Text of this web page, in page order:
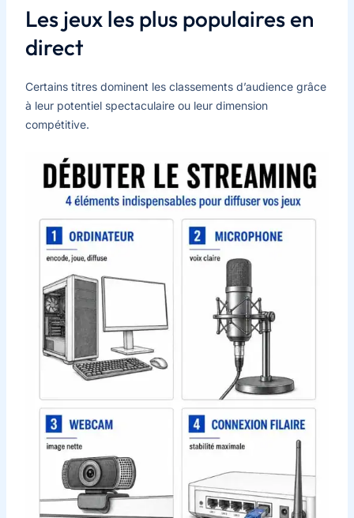
Les jeux les plus populaires en
direct
Certains titres dominent les classements d’audience grâce
à leur potentiel spectaculaire ou leur dimension
compétitive.